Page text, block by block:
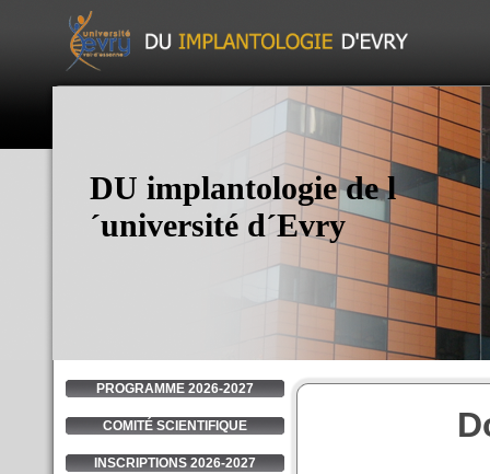
DU implantologie de l
´université d´Evry
PROGRAMME 2026-2027
COMITÉ SCIENTIFIQUE
INSCRIPTIONS 2026-2027